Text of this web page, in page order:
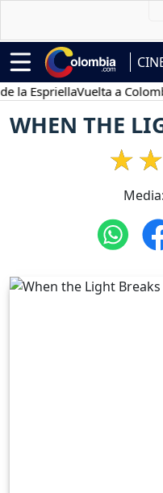
Vuelta a Colombia
WHEN THE
Media: